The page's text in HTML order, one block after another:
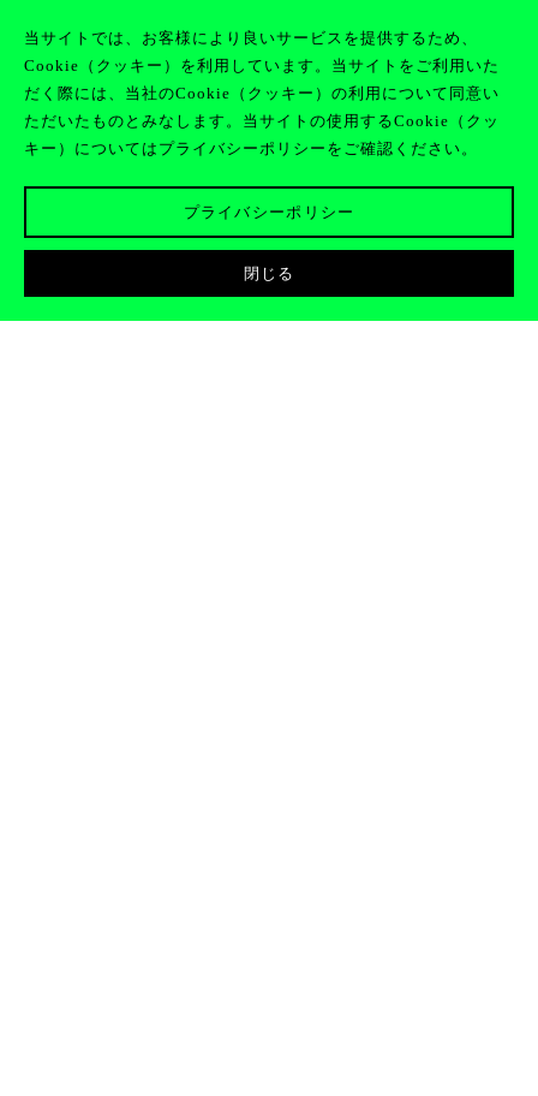
当サイトでは、お客様により良いサービスを提供するため、
Cookie（クッキー）を利用しています。当サイトをご利用いた
だく際には、当社のCookie（クッキー）の利用について同意い
ただいたものとみなします。当サイトの使用するCookie（クッ
キー）についてはプライバシーポリシーをご確認ください。
プライバシーポリシー
閉じる
JOIN
CLAN
EN